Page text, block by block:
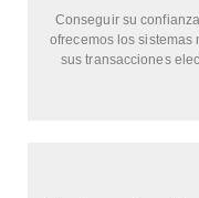
Conseguir su
ofrecemos los sistemas
sus transacciones